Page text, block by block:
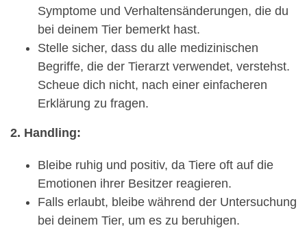
Symptome und Verhaltensänderungen, die du
bei deinem Tier bemerkt hast.
Stelle sicher, dass du alle medizinischen
Begriffe, die der Tierarzt verwendet, verstehst.
Scheue dich nicht, nach einer einfacheren
Erklärung zu fragen.
2. Handling:
Bleibe ruhig und positiv, da Tiere oft auf die
Emotionen ihrer Besitzer reagieren.
Falls erlaubt, bleibe während der Untersuchung
bei deinem Tier, um es zu beruhigen.